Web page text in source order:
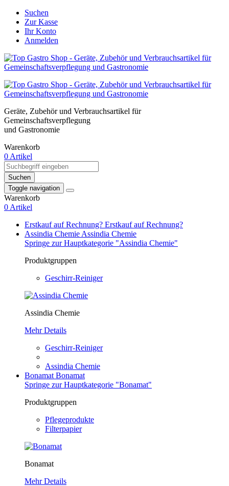
Suchen
Zur Kasse
Ihr Konto
Anmelden
Geräte, Zubehör und Verbrauchsartikel für
Gemeinschaftsverpflegung
und Gastronomie
Warenkorb
0 Artikel
Suchen
Toggle navigation
Warenkorb
0 Artikel
Erstkauf auf Rechnung? Erstkauf auf Rechnung?
Assindia Chemie Assindia Chemie
Springe zur Hauptkategorie "Assindia Chemie"
Produktgruppen
Geschirr-Reiniger
Assindia Chemie
Mehr Details
Geschirr-Reiniger
Assindia Chemie
Bonamat Bonamat
Springe zur Hauptkategorie "Bonamat"
Produktgruppen
Pflegeprodukte
Filterpapier
Bonamat
Mehr Details